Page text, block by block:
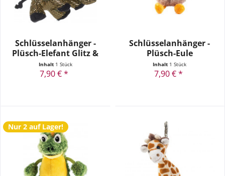
Schlüsselanhänger -
Plüsch-Elefant Glitz &
Glamour
Inhalt 1 Stück
7,90 € *
Schlüsselanhänger -
Plüsch-Eule
Inhalt 1 Stück
7,90 € *
Nur 2 auf Lager!